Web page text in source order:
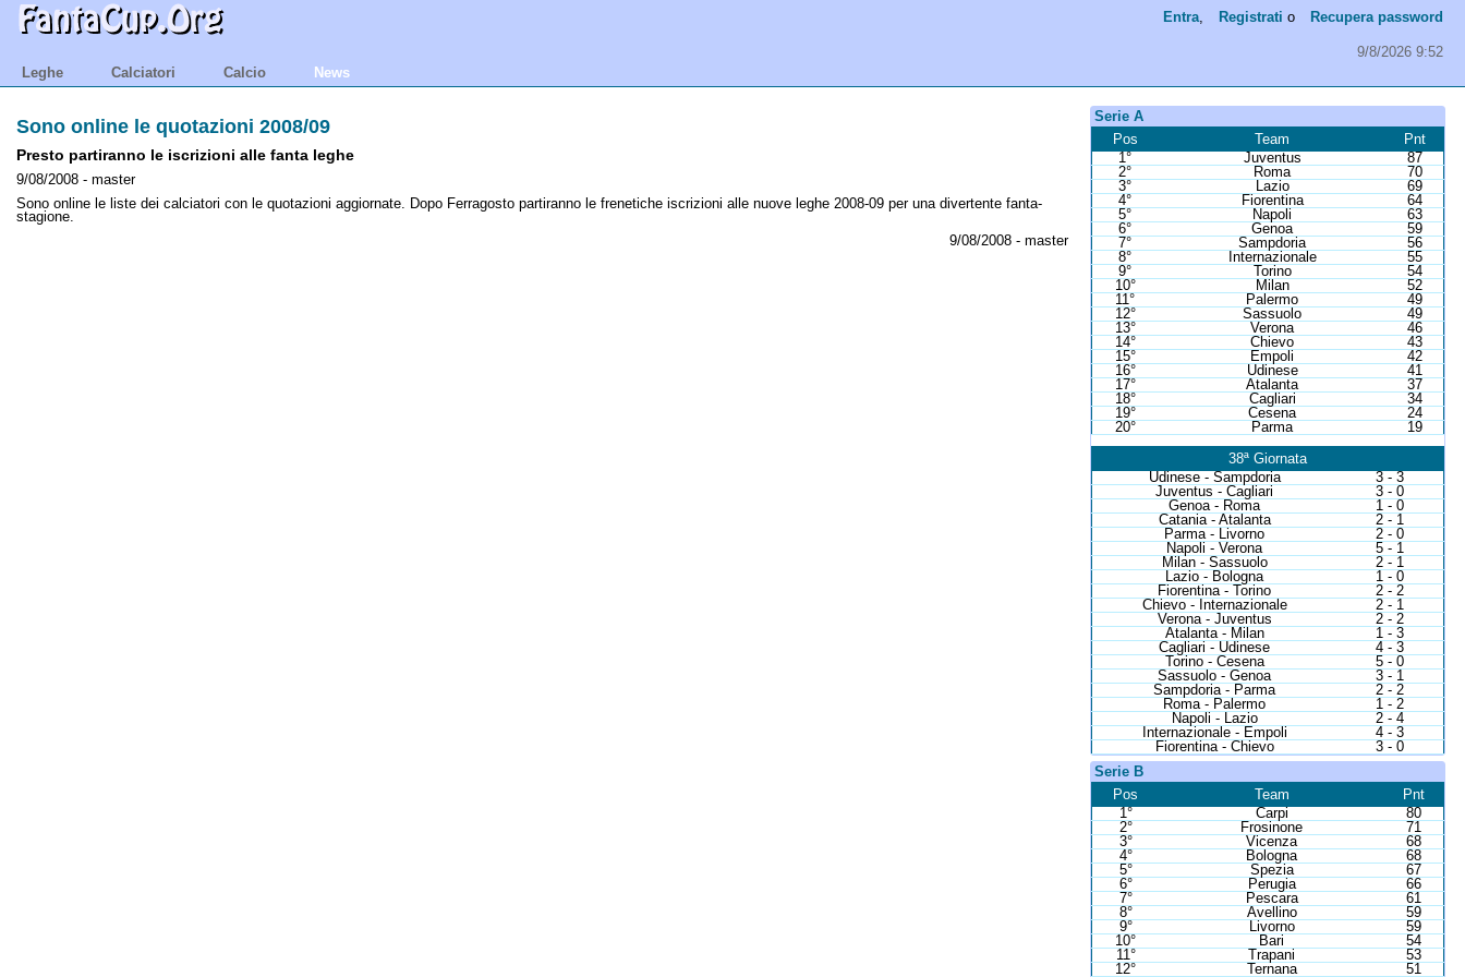
Entra, Registrati o Recupera password
9/8/2026 9:52
Leghe
Calciatori Calcio News
Sono online le quotazioni 2008/09
Presto partiranno le iscrizioni alle fanta leghe
9/08/2008 - master
Sono online le liste dei calciatori con le quotazioni aggiornate. Dopo Ferragosto partiranno le frenetiche iscrizioni alle nuove leghe 2008-09 per una divertente fanta-
stagione.
9/08/2008 - master
Serie A
Pos
Team
Pnt
1°
Juventus
87
2°
Roma
70
3°
Lazio
69
4°
Fiorentina
64
5°
Napoli
63
6°
Genoa
59
7°
Sampdoria
56
8°
Internazionale
55
9°
Torino
54
10°
Milan
52
11°
Palermo
49
12°
Sassuolo
49
13°
Verona
46
14°
Chievo
43
15°
Empoli
42
16°
Udinese
41
17°
Atalanta
37
18°
Cagliari
34
19°
Cesena
24
20°
Parma
19
38ª Giornata
Udinese - Sampdoria
3 - 3
Juventus - Cagliari
3 - 0
Genoa - Roma
1 - 0
Catania - Atalanta
2 - 1
Parma - Livorno
2 - 0
Napoli - Verona
5 - 1
Milan - Sassuolo
2 - 1
Lazio - Bologna
1 - 0
Fiorentina - Torino
2 - 2
Chievo - Internazionale
2 - 1
Verona - Juventus
2 - 2
Atalanta - Milan
1 - 3
Cagliari - Udinese
4 - 3
Torino - Cesena
5 - 0
Sassuolo - Genoa
3 - 1
Sampdoria - Parma
2 - 2
Roma - Palermo
1 - 2
Napoli - Lazio
2 - 4
Internazionale - Empoli
4 - 3
Fiorentina - Chievo
3 - 0
Serie B
Pos
Team
Pnt
1°
Carpi
80
2°
Frosinone
71
3°
Vicenza
68
4°
Bologna
68
5°
Spezia
67
6°
Perugia
66
7°
Pescara
61
8°
Avellino
59
9°
Livorno
59
10°
Bari
54
11°
Trapani
53
12°
Ternana
51